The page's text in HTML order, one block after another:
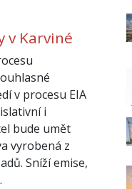
v Karviné
v procesu EIA
i
bude umět
vyrobená z
Sníží emise,